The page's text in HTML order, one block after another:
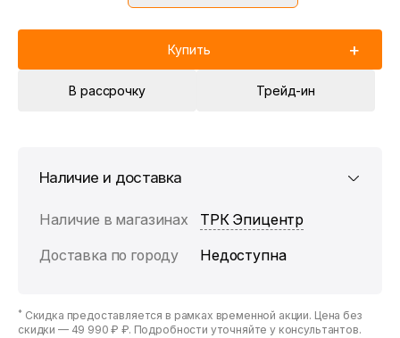
Цена без скидки —49 990 ₽. Подробности уточняйте у
Купить
В рассрочку Трейд-ин
Наличие и доставка
Наличие в магазинах
ТРК Эпицентр
Доставка по городу
Недоступна
* Скидка предоставляется в рамках временной акции. Цена без
скидки — 49 990 ₽ ₽. Подробности уточняйте у консультантов.